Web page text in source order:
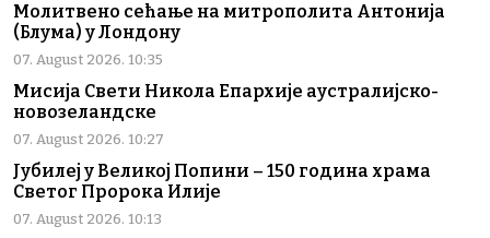
Молитвено сећање на митрополита Антонија
(Блума) у Лондону
07. August 2026. 10:35
Мисија Свети Никола Епархије аустралијско-
новозеландске
07. August 2026. 10:27
Јубилеј у Великој Попини – 150 година храма
Светог Пророка Илије
07. August 2026. 10:13